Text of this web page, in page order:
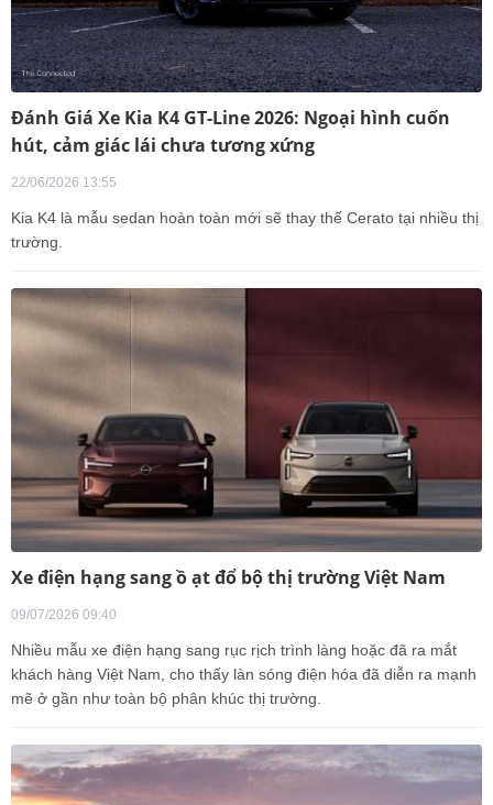
Đánh Giá Xe Kia K4 GT-Line 2026: Ngoại hình cuốn
hút, cảm giác lái chưa tương xứng
22/06/2026 13:55
Kia K4 là mẫu sedan hoàn toàn mới sẽ thay thế Cerato tại nhiều thị
trường.
Xe điện hạng sang ồ ạt đổ bộ thị trường Việt Nam
09/07/2026 09:40
Nhiều mẫu xe điện hạng sang rục rịch trình làng hoặc đã ra mắt
khách hàng Việt Nam, cho thấy làn sóng điện hóa đã diễn ra mạnh
mẽ ở gần như toàn bộ phân khúc thị trường.